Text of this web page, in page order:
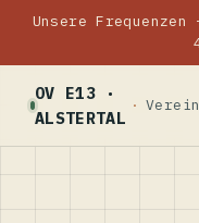
Unsere Frequenzen
OV E13 ·
ALSTERTAL
Verein